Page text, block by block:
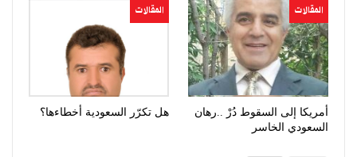
المقالات
أمريكا إلى السقوط دُرْ ..رهان
السعودي الخاسر
المقالات
هل تكرّر السعودية أخطاءها؟